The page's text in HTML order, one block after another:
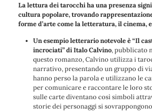
La lettura dei tarocchi ha una presenza
cultura popolare, trovando
forme d’arte come la letteratura, il cinema,
Un esempio letterario notevole è “Il
incrociati” di Italo Calvino, pubblicato
questo romanzo, Calvino utilizza i
narrativo, presentando un gruppo di
hanno perso la parola e utilizzano le
per comunicare e raccontare le loro
sulle carte diventano così simboli
storie dei personaggi si